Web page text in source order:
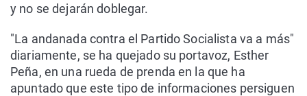
y no se dejarán doblegar.
"La andanada contra el Partido Socialista va a más"
diariamente, se ha quejado su portavoz, Esther
Peña, en una rueda de prenda en la que ha
apuntado que este tipo de informaciones persiguen